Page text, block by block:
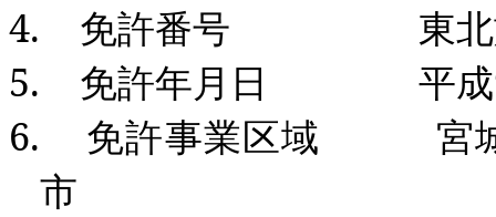
4.
免許番号 東北
5.
免許年月日 平成
6.
免許事業区域 宮城
市